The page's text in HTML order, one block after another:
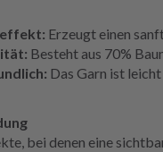
Erzeugt einen
Besteht aus 70%
Das Garn ist
bei denen eine